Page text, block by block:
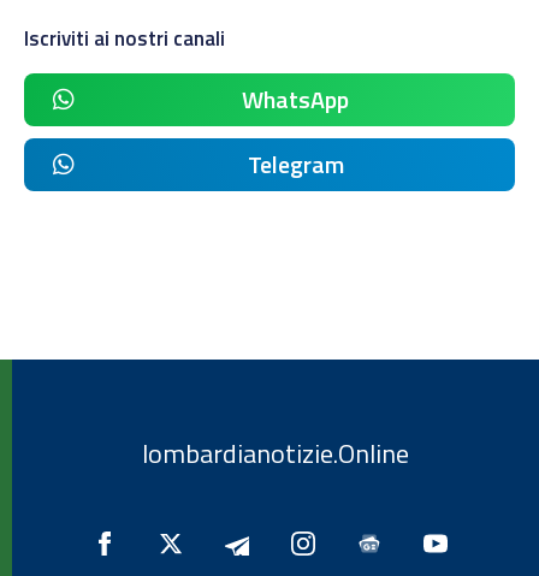
Iscriviti ai nostri canali
WhatsApp
Telegram
lombardianotizie.Online